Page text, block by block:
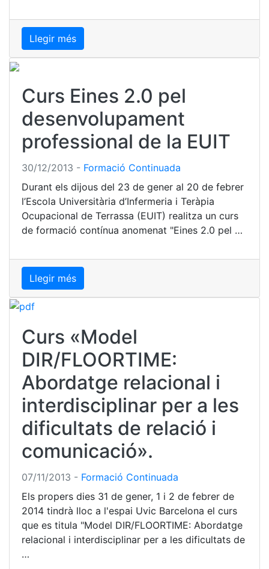
Llegir més
Curs Eines 2.0 pel
desenvolupament
professional de la EUIT
30/12/2013 - Formació Continuada
Durant els dijous del 23 de gener al 20 de febrer
l’Escola Universitària d’Infermeria i Teràpia
Ocupacional de Terrassa (EUIT) realitza un curs
de formació contínua anomenat "Eines 2.0 pel …
Llegir més
Curs «Model
DIR/FLOORTIME:
Abordatge relacional i
interdisciplinar per a les
dificultats de relació i
comunicació».
07/11/2013 - Formació Continuada
Els propers dies 31 de gener, 1 i 2 de febrer de
2014 tindrà lloc a l'espai Uvic Barcelona el curs
que es titula "Model DIR/FLOORTIME: Abordatge
relacional i interdisciplinar per a les dificultats de
…